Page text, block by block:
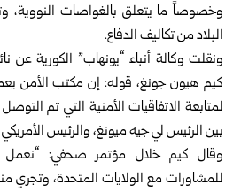
وخصوصاً ما يتعلق بالغواصات النووية،
البلاد من تكاليف الدفاع.
ونقلت وكالة أنباء “يونهاب” الكورية عن
كيم هيون جونغ، قوله: إن مكتب الأمن
لمتابعة الاتفاقيات الأمنية التي تم
بين الرئيس لي جيه ميونغ، والرئيس
وقال كيم خلال مؤتمر صحفي:
للمشاورات مع الولايات المتحدة،